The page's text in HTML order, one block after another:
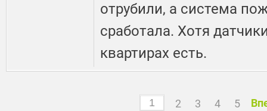
отрубили, а система
сработала. Хотя
квартирах есть.
2 3 4 5